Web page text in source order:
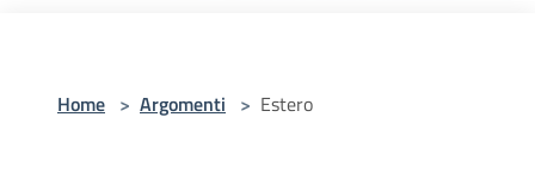
Home > Argomenti > Estero